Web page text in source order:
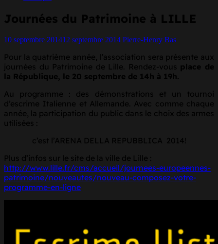
Journées du Patrimoine à LILLE
10 septembre 201412 septembre 2014 Pierre-Henry Bas
Pour la quatrième année, l’association sera présente aux
journées du Patrimoine de Lille. Rendez-vous place de
la République, le 20 septembre de 14h à 19h.
Au programme : des démonstrations et un tournoi
d’escrime Italienne et Allemande. Avec comme chaque
année, la participation du public dans le choix des armes
utilisées :
c’est l’ARENA DELLA REPUBBLICA 2014!
Plus d’infos sur le site de la ville de Lille :
http://www.lille.fr/cms/accueil/journees-europeennes-
patrimoine/nouveautes/nouveau-composez-votre-
programme-en-ligne